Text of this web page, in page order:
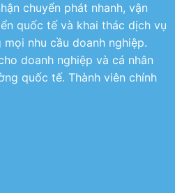
chuyển phát nhanh, vận
quốc tế và khai thác dịch vụ
nhu cầu doanh nghiệp.
doanh nghiệp và cá nhân
quốc tế. Thành viên chính